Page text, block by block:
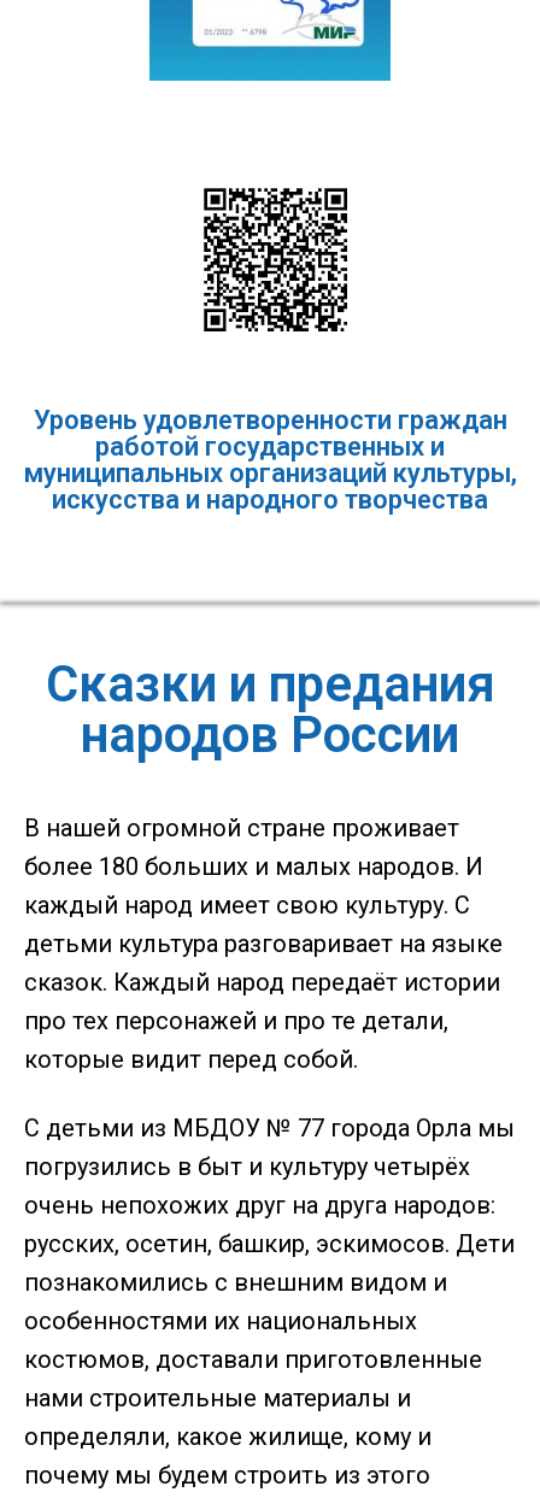
Уровень удовлетворенности граждан
работой государственных и
муниципальных организаций культуры,
искусства и народного творчества
Сказки и предания
народов России
В нашей огромной стране проживает
более 180 больших и малых народов. И
каждый народ имеет свою культуру. С
детьми культура разговаривает на языке
сказок. Каждый народ передаёт истории
про тех персонажей и про те детали,
которые видит перед собой.
С детьми из МБДОУ № 77 города Орла мы
погрузились в быт и культуру четырёх
очень непохожих друг на друга народов:
русских, осетин, башкир, эскимосов. Дети
познакомились с внешним видом и
особенностями их национальных
костюмов, доставали приготовленные
нами строительные материалы и
определяли, какое жилище, кому и
почему мы будем строить из этого